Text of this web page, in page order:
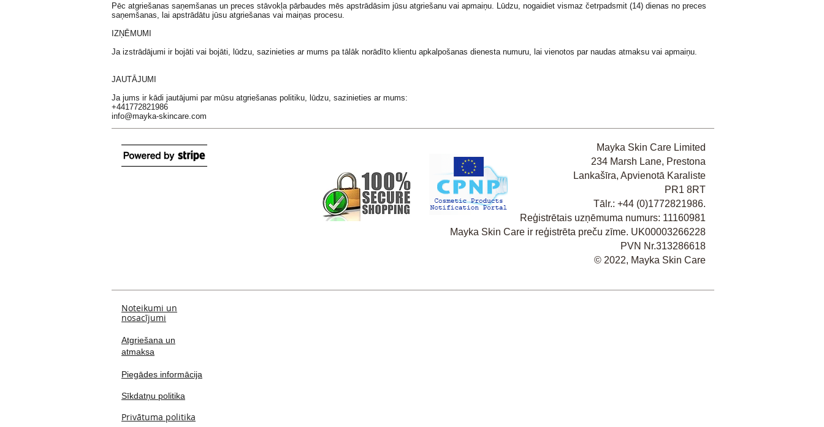
Pēc atgriešanas saņemšanas un preces stāvokļa pārbaudes mēs apstrādāsim jūsu atgriešanu vai apmaiņu. Lūdzu, nogaidiet vismaz četrpadsmit (14) dienas no preces
saņemšanas, lai apstrādātu jūsu atgriešanas vai maiņas procesu.
IZŅĒMUMI
Ja izstrādājumi ir bojāti vai bojāti, lūdzu, sazinieties ar mums pa tālāk norādīto klientu apkalpošanas dienesta numuru, lai vienotos par naudas atmaksu vai apmaiņu.
JAUTĀJUMI
Ja jums ir kādi jautājumi par mūsu atgriešanas politiku, lūdzu, sazinieties ar mums:
+441772821986
info@mayka-skincare.com
Mayka Skin Care Limited
234 Marsh Lane, Prestona
Lankašīra, Apvienotā Karaliste
PR1 8RT
Tālr.: +44 (0)1772821986.
Reģistrētais uzņēmuma numurs: 11160981
Mayka Skin Care ir reģistrēta preču zīme. UK00003266228
PVN Nr.313286618
​© 2022, Mayka Skin Care
Noteikumi un
nosacījumi
Atgriešana un
atmaksa
Piegādes informācija
Sīkdatņu politika
Privātuma politika